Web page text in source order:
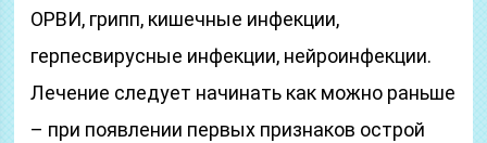
ОРВИ, грипп, кишечные инфекции,
герпесвирусные инфекции, нейроинфекции.
Лечение следует начинать как можно раньше
– при появлении первых признаков острой